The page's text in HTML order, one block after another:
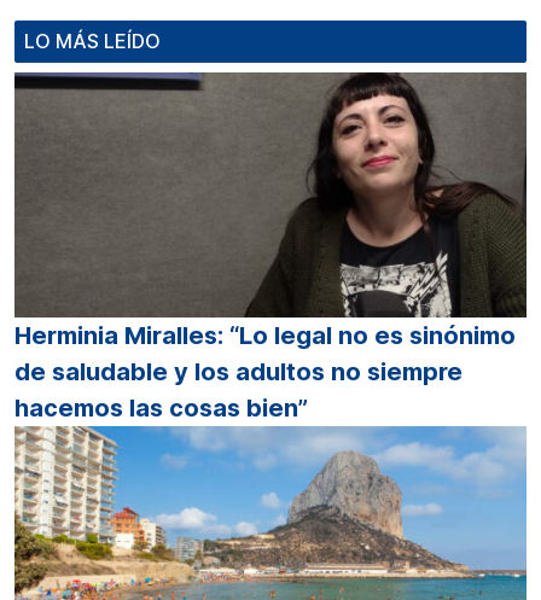
LO MÁS LEÍDO
Herminia Miralles: “Lo legal no es sinónimo
de saludable y los adultos no siempre
hacemos las cosas bien”